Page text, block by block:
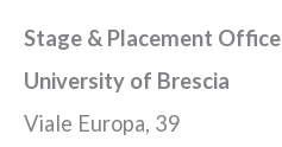
:
Stage & Placement Office
University of Brescia
Viale Europa, 39